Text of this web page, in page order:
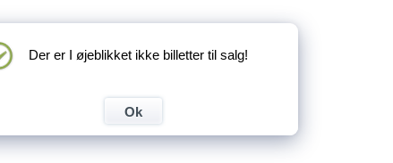
Der er I øjeblikket ikke billetter til salg!
Ok